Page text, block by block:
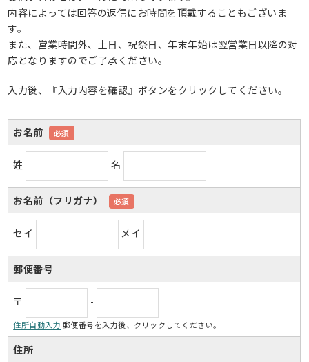
内容によっては回答の返信にお時間を頂戴することもございま
す。
また、営業時間外、土日、祝祭日、年末年始は翌営業日以降の対
応となりますのでご了承ください。
入力後、『入力内容を確認』ボタンをクリックしてください。
お名前 必須
姓 名
お名前（フリガナ） 必須
セイ メイ
郵便番号
〒 -
住所自動入力 郵便番号を入力後、クリックしてください。
住所